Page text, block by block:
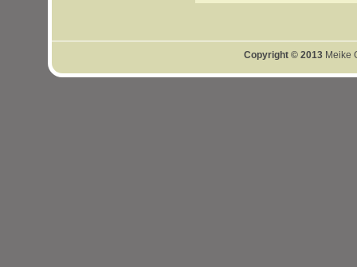
Copyright © 2013 Meike